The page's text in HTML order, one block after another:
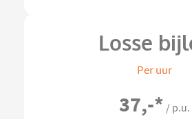
Losse
Per uur
37,-* / p.u.